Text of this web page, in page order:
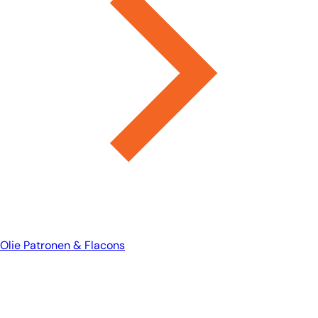
Olie Patronen & Flacons